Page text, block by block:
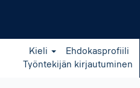
Kieli
Ehdokasprofiili
Työntekijän kirjautuminen